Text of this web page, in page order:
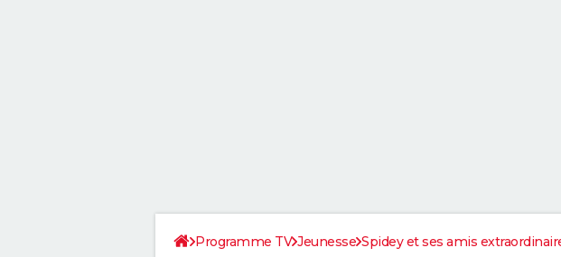
Programme TV Jeunesse Spidey et ses amis